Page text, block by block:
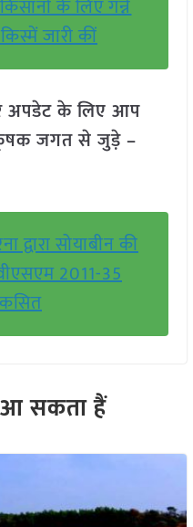
के लिए गन्ने
जारी कीं
अपडेट के लिए आप
जगत से जुड़े –
द्वारा सोयाबीन की
2011-35
सकता हैं